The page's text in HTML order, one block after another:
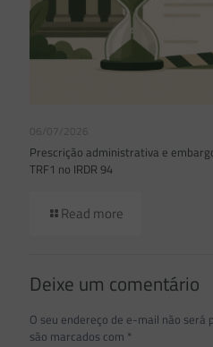
06/07/2026
Prescrição administrativa e
TRF1 no IRDR 94
Read more
Deixe um comentário
O seu endereço de e-mail não será
são marcados com *